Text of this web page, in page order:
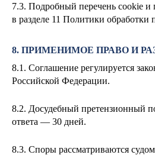
7.3. Подробный перечень cookie
в разделе 11 Политики обработки
8. ПРИМЕНИМОЕ ПРАВО И
8.1. Соглашение регулируется
Российской Федерации.
8.2. Досудебный претензионный
ответа — 30 дней.
8.3. Споры рассматриваются